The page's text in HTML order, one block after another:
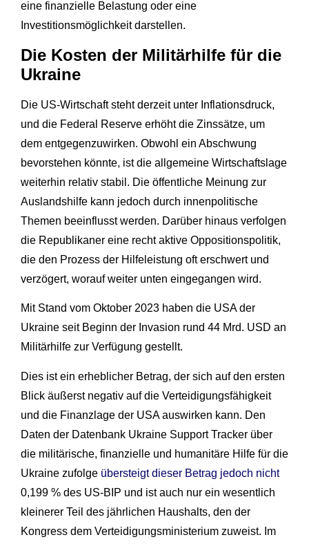
eine finanzielle Belastung oder eine
Investitionsmöglichkeit darstellen.
Die Kosten der Militärhilfe für die
Ukraine
Die US-Wirtschaft steht derzeit unter Inflationsdruck,
und die Federal Reserve erhöht die Zinssätze, um
dem entgegenzuwirken. Obwohl ein Abschwung
bevorstehen könnte, ist die allgemeine Wirtschaftslage
weiterhin relativ stabil. Die öffentliche Meinung zur
Auslandshilfe kann jedoch durch innenpolitische
Themen beeinflusst werden. Darüber hinaus verfolgen
die Republikaner eine recht aktive Oppositionspolitik,
die den Prozess der Hilfeleistung oft erschwert und
verzögert, worauf weiter unten eingegangen wird.
Mit Stand vom Oktober 2023 haben die USA der
Ukraine seit Beginn der Invasion rund 44 Mrd. USD an
Militärhilfe zur Verfügung gestellt.
Dies ist ein erheblicher Betrag, der sich auf den ersten
Blick äußerst negativ auf die Verteidigungsfähigkeit
und die Finanzlage der USA auswirken kann. Den
Daten der Datenbank Ukraine Support Tracker über
die militärische, finanzielle und humanitäre Hilfe für die
Ukraine zufolge übersteigt dieser Betrag jedoch nicht
0,199 % des US-BIP und ist auch nur ein wesentlich
kleinerer Teil des jährlichen Haushalts, den der
Kongress dem Verteidigungsministerium zuweist. Im